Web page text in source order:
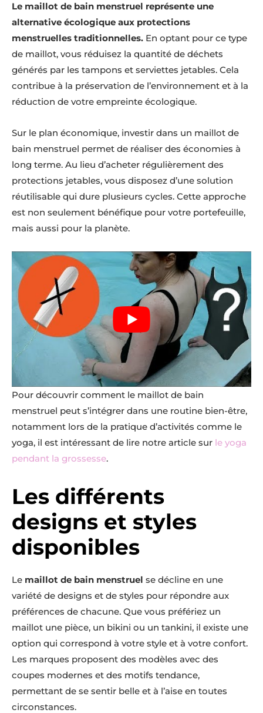
Le maillot de bain menstruel représente une
alternative écologique aux protections
menstruelles traditionnelles. En optant pour ce type
de maillot, vous réduisez la quantité de déchets
générés par les tampons et serviettes jetables. Cela
contribue à la préservation de l’environnement et à la
réduction de votre empreinte écologique.
Sur le plan économique, investir dans un maillot de
bain menstruel permet de réaliser des économies à
long terme. Au lieu d’acheter régulièrement des
protections jetables, vous disposez d’une solution
réutilisable qui dure plusieurs cycles. Cette approche
est non seulement bénéfique pour votre portefeuille,
mais aussi pour la planète.
Pour découvrir comment le maillot de bain
menstruel peut s’intégrer dans une routine bien-être,
notamment lors de la pratique d’activités comme le
yoga, il est intéressant de lire notre article sur le yoga
pendant la grossesse.
Les différents
designs et styles
disponibles
Le maillot de bain menstruel se décline en une
variété de designs et de styles pour répondre aux
préférences de chacune. Que vous préfériez un
maillot une pièce, un bikini ou un tankini, il existe une
option qui correspond à votre style et à votre confort.
Les marques proposent des modèles avec des
coupes modernes et des motifs tendance,
permettant de se sentir belle et à l’aise en toutes
circonstances.